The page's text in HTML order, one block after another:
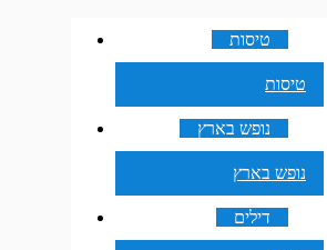
טיסות
טיסות
נופש בארץ
נופש בארץ
דילים